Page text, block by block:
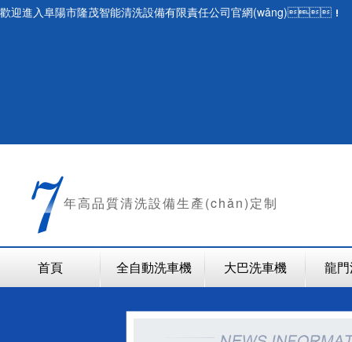
歡迎進入阜陽市隆茂智能清洗設備有限責任公司官網(wǎng)！
年高品質清洗設備生產(chǎn)定制
首頁 全自動洗車機 大巴洗車機 龍